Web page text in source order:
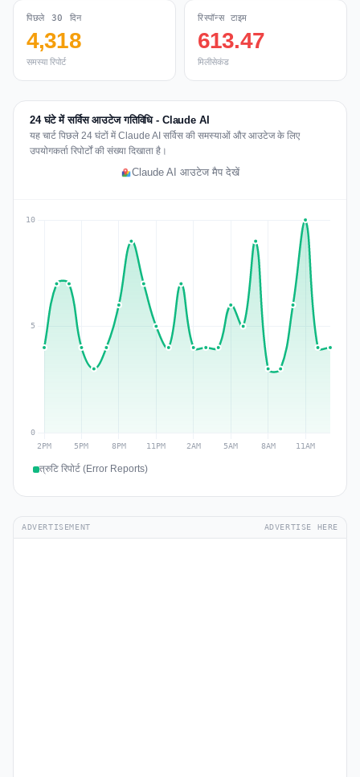
पिछले 30 दिन
4,318
समस्या रिपोर्ट
रिस्पॉन्स टाइम
613.47
मिलीसेकंड
24 घंटे में सर्विस आउटेज गतिविधि - Claude AI
यह चार्ट पिछले 24 घंटों में Claude AI सर्विस की समस्याओं और आउटेज के लिए
उपयोगकर्ता रिपोर्टों की संख्या दिखाता है।
Claude AI आउटेज मैप देखें
त्रुटि रिपोर्ट (Error Reports)
ADVERTISEMENT ADVERTISE HERE